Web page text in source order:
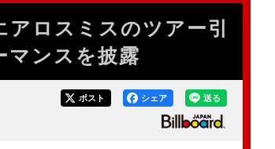
ロスミスのツアー引
マンスを披露
送る
シェア
ポスト